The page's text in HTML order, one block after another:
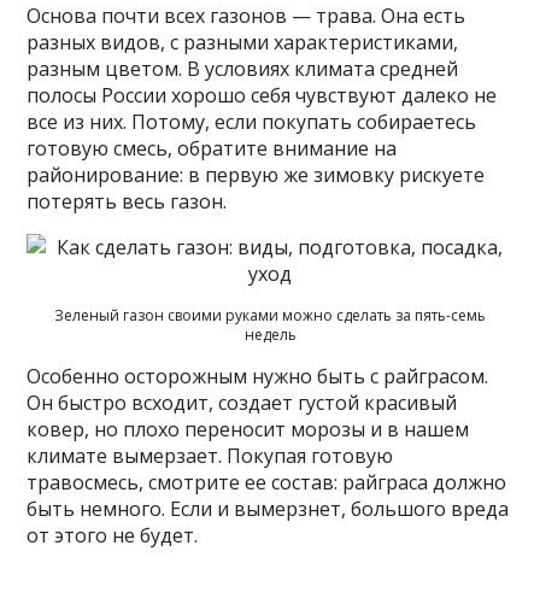
Основа почти всех газонов — трава. Она есть
разных видов, с разными характеристиками,
разным цветом. В условиях климата средней
полосы России хорошо себя чувствуют далеко не
все из них. Потому, если покупать собираетесь
готовую смесь, обратите внимание на
районирование: в первую же зимовку рискуете
потерять весь газон.
Зеленый газон своими руками можно сделать за пять-семь
недель
Особенно осторожным нужно быть с райграсом.
Он быстро всходит, создает густой красивый
ковер, но плохо переносит морозы и в нашем
климате вымерзает. Покупая готовую
травосмесь, смотрите ее состав: райграса должно
быть немного. Если и вымерзнет, большого вреда
от этого не будет.